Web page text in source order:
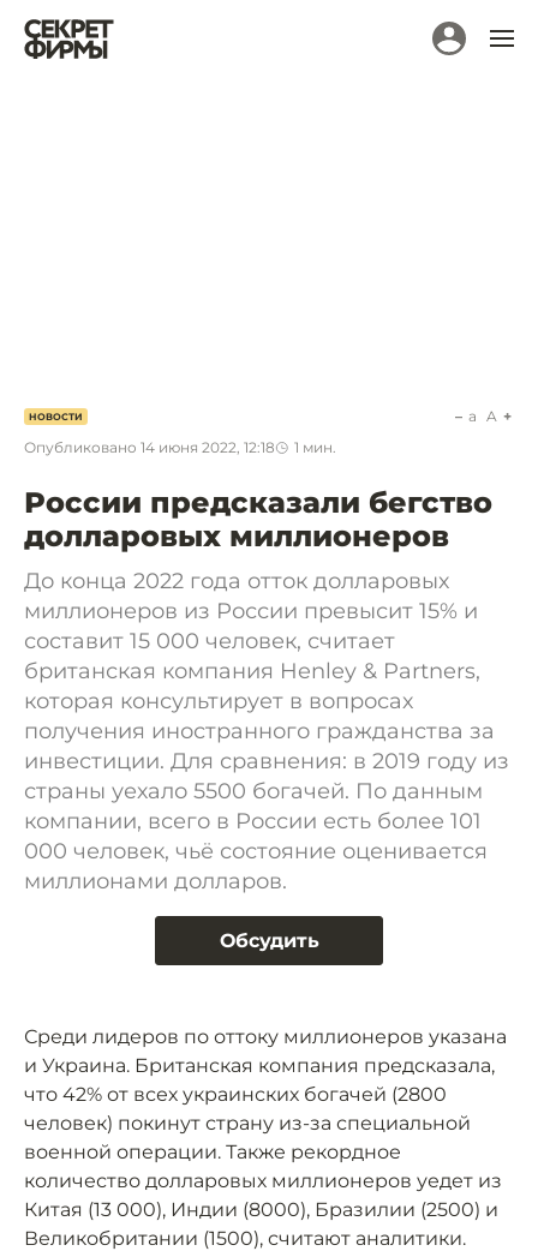
НОВОСТИ
Опубликовано 14 июня 2022, 12:18 1 мин.
a A
России предсказали бегство
долларовых миллионеров
До конца 2022 года отток долларовых
миллионеров из России превысит 15% и
составит 15 000 человек, считает
британская компания Henley & Partners,
которая консультирует в вопросах
получения иностранного гражданства за
инвестиции. Для сравнения: в 2019 году из
страны уехало 5500 богачей. По данным
компании, всего в России есть более 101
000 человек, чьё состояние оценивается
миллионами долларов.
Обсудить
Среди лидеров по оттоку миллионеров указана
и Украина. Британская компания предсказала,
что 42% от всех украинских богачей (2800
человек) покинут страну из-за специальной
военной операции. Также рекордное
количество долларовых миллионеров уедет из
Китая (13 000), Индии (8000), Бразилии (2500) и
Великобритании (1500), считают аналитики.